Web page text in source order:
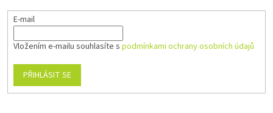
E-mail
Vložením e-mailu souhlasíte s podmínkami ochrany osobních údajů
PŘIHLÁSIT SE